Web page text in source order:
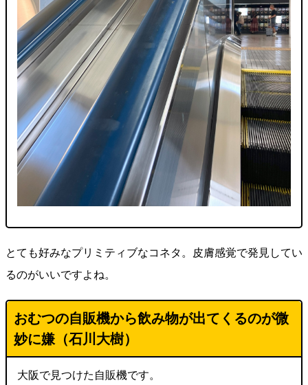
とても好みなプリミティブなコネタ。皮膚感覚で発見してい
るのがいいですよね。
おむつの自販機から飲み物が出てくるのが微
妙に嫌（石川大樹）
大阪で見つけた自販機です。